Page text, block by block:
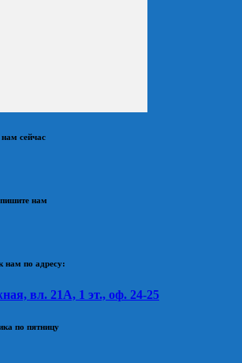
сейчас
нам
нам по адресу:
вл. 21А, 1 эт., оф. 24-25
по пятницу